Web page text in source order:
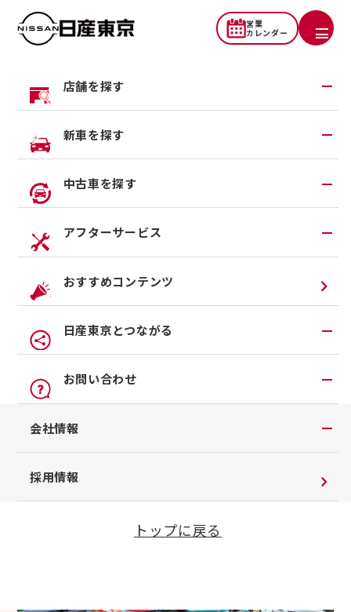
営業
カレンダー
店舗を探す
地域から探す
一覧から探す
店舗リニューアル情報
営業カレンダー
新車を探す
試乗車・展示車検索
福祉車両（ライフケアビークル）
カスタイマイズサービス
法人リースオンライン受付
オンライン相談予約
オンライン見積り
カタログ請求
日産カーライフ保険
イオンモール多摩平の森
中古車を探す
在庫車一覧
中古車ワイド保証
アフターサービス
アフターサービスTOP
メンテナンスネット予約
車検
車検立会い見積り
メンテプロパック
季節のおすすめ商品
車内空間の商品
モータースポーツ室
おすすめコンテンツ
日産東京とつながる
公式LINEアカウント
店舗ブログ
公式Youtubeアカウント
お問い合わせ
お問い合わせTOP
チャットサポート
会社情報
会社情報
企業理念
お客さまよりお預かりする大切な書類について
採用情報
トップに戻る